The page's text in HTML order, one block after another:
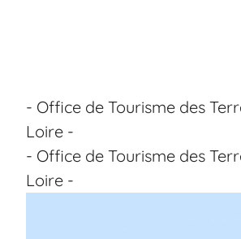
- Office de Tourisme des
Loire -
- Office de Tourisme des
Loire -